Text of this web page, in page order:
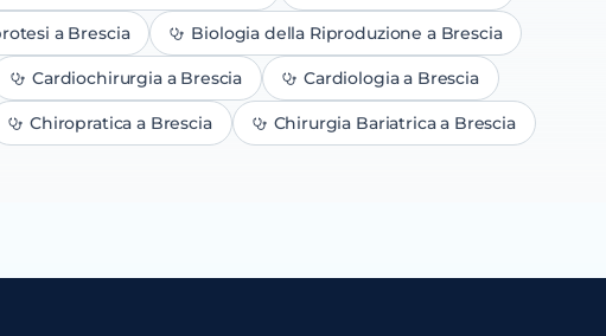
a Brescia Biologia della Riproduzione a Brescia
Cardiochirurgiaa Brescia Cardiologiaa Brescia
Chiropratica a Brescia Chirurgia Bariatricaa Brescia